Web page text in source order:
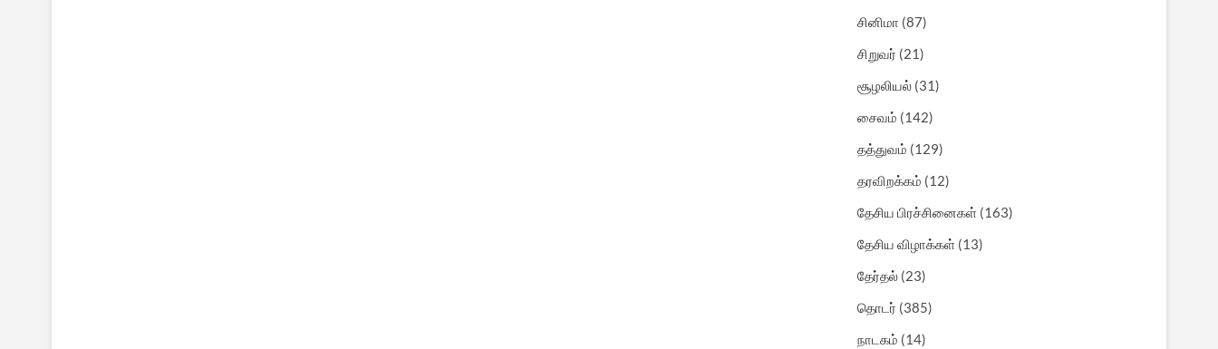
சினிமா (87)
சிறுவர் (21)
சூழலியல் (31)
சைவம் (142)
தத்துவம் (129)
தரவிறக்கம் (12)
தேசிய பிரச்சினைகள் (163)
தேசிய விழாக்கள் (13)
தேர்தல் (23)
தொடர் (385)
நாடகம் (14)